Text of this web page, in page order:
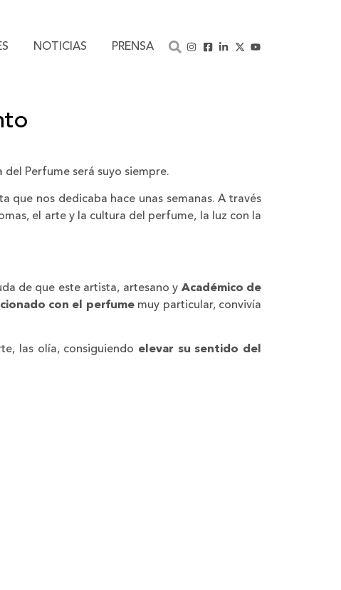
NOTICIAS PRENSA
del Perfume será suyo siempre.
que nos dedicaba hace unas semanas. A través
el arte y la cultura del perfume, la luz con la
de que este artista, artesano y Académico de
con el perfumemuy particular, convivía
las olía, consiguiendo elevar su sentido del